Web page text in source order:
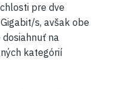
pre dve
s, avšak obe
na
kategórií